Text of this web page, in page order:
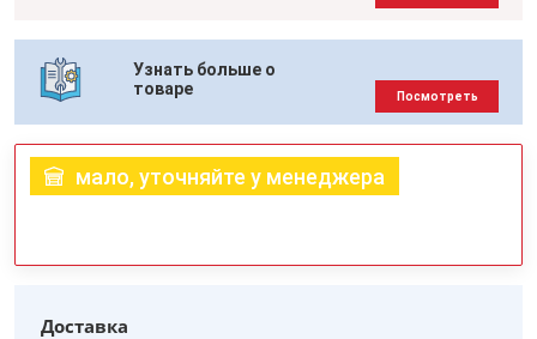
Узнать больше о
товаре
Посмотреть
мало, уточняйте у менеджера
Доставка